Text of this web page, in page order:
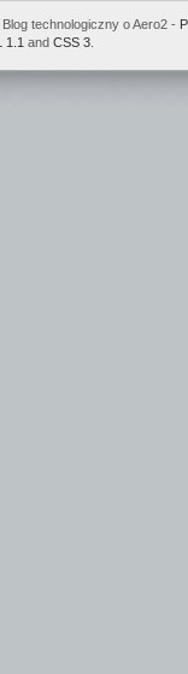
technologiczny o Aero2 -
1.1 and CSS 3